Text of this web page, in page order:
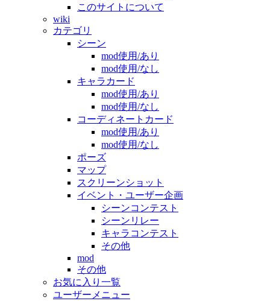
このサイトについて
wiki
カテゴリ
シーン
mod使用/あり
mod使用/なし
キャラカード
mod使用/あり
mod使用/なし
コーディネートカード
mod使用/あり
mod使用/なし
ポーズ
マップ
スクリーンショット
イベント・ユーザー企画
シーンコンテスト
シーンリレー
キャラコンテスト
その他
mod
その他
お気に入り一覧
ユーザーメニュー